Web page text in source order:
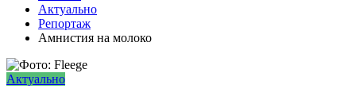
Актуально
Репортаж
Амнистия на молоко
Актуально